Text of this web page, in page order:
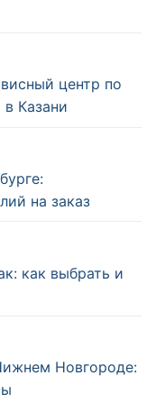
центр по
Казани
на заказ
как выбрать и
Новгороде: